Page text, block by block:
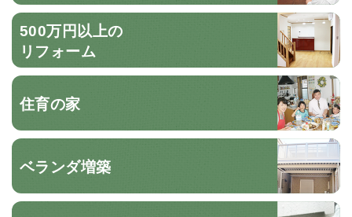
500万円以上の
リフォーム
住育の家
ベランダ増築